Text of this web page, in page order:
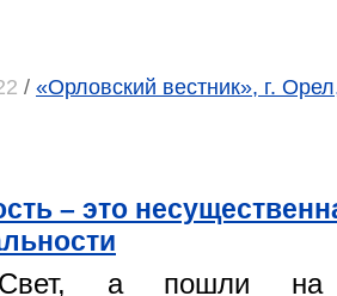
/ «Орловский вестник», г.
– это
а пошли на